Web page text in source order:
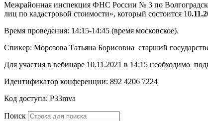
Межрайонная инспекция ФНС России № 3 по
лиц по кадастровой стоимости», который состоится 10
Время проведения: 14:15-14:45 (время московское).
Спикер: Морозова Татьяна Борисовна ­ старший
Для участия в вебинаре 10.11.2021 в 14:15 необходимо
Идентификатор конференции: 892 4206 7224
Код доступа: P33mva
Поиск